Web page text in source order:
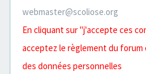
webmaster@scoliose.org
En cliquant sur "j'accepte ces
acceptez le règlement du
des données personnelles